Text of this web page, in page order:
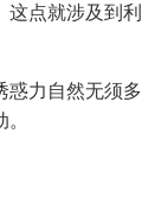
点就涉及到利
力自然无须多